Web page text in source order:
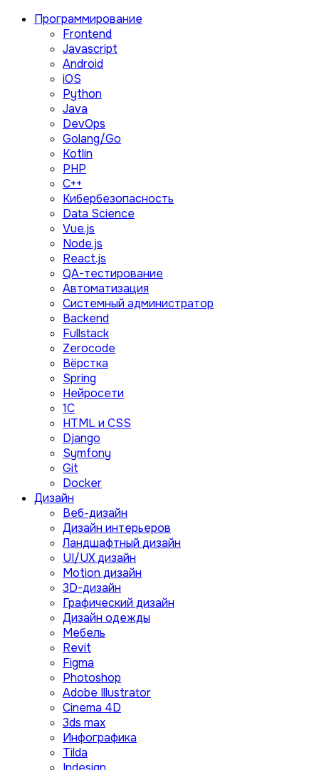
Программирование
Frontend
Javascript
Android
iOS
Python
Java
DevOps
Golang/Go
Kotlin
PHP
C++
Кибербезопасность
Data Science
Vue.js
Node.js
React.js
QA-тестирование
Автоматизация
Системный администратор
Backend
Fullstack
Zerocode
Вёрстка
Spring
Нейросети
1C
HTML и CSS
Django
Symfony
Git
Docker
Дизайн
Веб-дизайн
Дизайн интерьеров
Ландшафтный дизайн
UI/UX дизайн
Motion дизайн
3D-дизайн
Графический дизайн
Дизайн одежды
Мебель
Revit
Figma
Photoshop
Adobe Illustrator
Сinema 4D
3ds max
Инфографика
Tilda